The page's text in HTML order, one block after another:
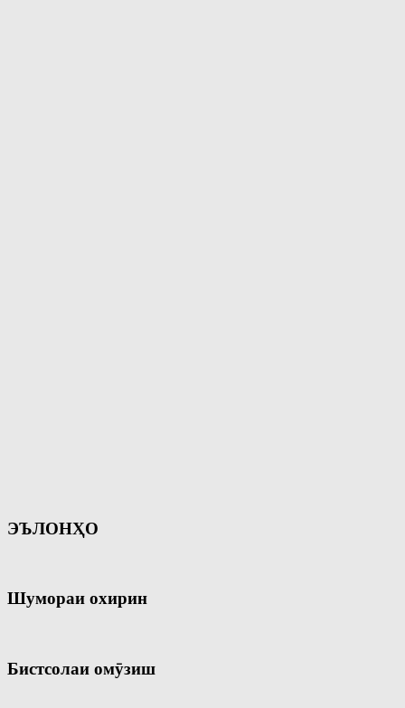
ЭЪЛОНҲО
Шумораи охирин
Бистсолаи омӯзиш